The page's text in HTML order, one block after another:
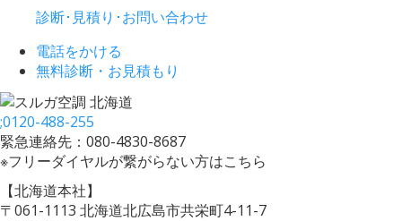
診断･見積り･お問い合わせ
電話をかける
無料診断・お見積もり
;0120-488-255
緊急連絡先：080-4830-8687
※フリーダイヤルが繋がらない方はこちら
【北海道本社】
〒061-1113 北海道北広島市共栄町4-11-7